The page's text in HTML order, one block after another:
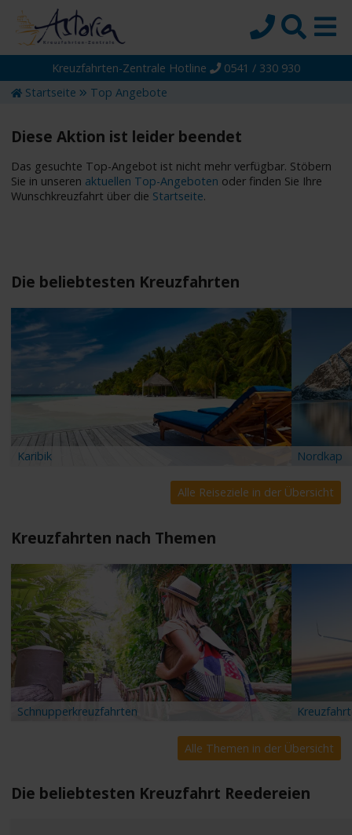
Startseite
Top-Angebote
Reiseziele
Reedereien
Wissen
Suche
Kreuzfahrten-Zentrale Hotline
0541 / 330 930
Startseite
Top Angebote
Diese Aktion ist leider beendet
Das gesuchte Top-Angebot ist nicht mehr verfügbar. Stöbern
Sie in unseren aktuellen Top-Angeboten oder finden Sie Ihre
Wunschkreuzfahrt über die Startseite.
Die beliebtesten Kreuzfahrten
Karibik Nordkap
Alle Reiseziele in der Übersicht
Kreuzfahrten nach Themen
Schnupperkreuzfahrten
Alle Themen in der Übersicht
Die beliebtesten Kreuzfahrt Reedereien